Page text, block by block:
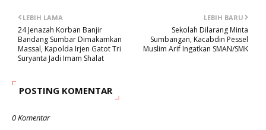
LEBIH BARU
Sekolah Dilarang Minta
Sumbangan, Kacabdin Pessel
Muslim Arif Ingatkan SMAN/SMK
LEBIH LAMA
24 Jenazah Korban Banjir
Bandang Sumbar Dimakamkan
Massal, Kapolda Irjen Gatot Tri
Suryanta Jadi Imam Shalat
POSTING KOMENTAR
0 Komentar